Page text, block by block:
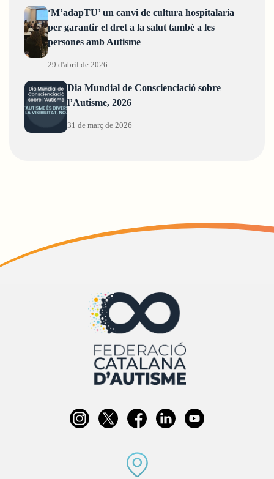
‘M’adapTU’ un canvi de cultura hospitalaria
per garantir el dret a la salut també a les
persones amb Autisme
29 d'abril de 2026
Dia Mundial de Conscienciació sobre
l’Autisme, 2026
31 de març de 2026